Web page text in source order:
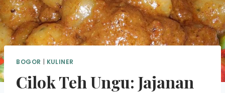
BOGOR | KULINER
Cilok Teh Ungu: Jajanan